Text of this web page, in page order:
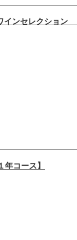
インセレクション
コース】